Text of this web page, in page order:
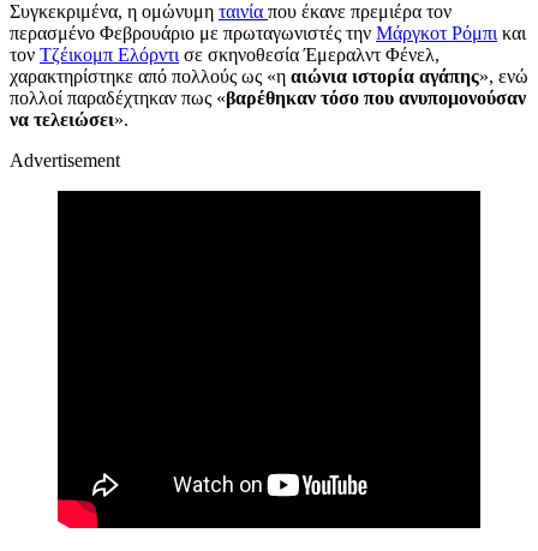
Συγκεκριμένα, η ομώνυμη ταινία που έκανε πρεμιέρα τον
περασμένο Φεβρουάριο με πρωταγωνιστές την Μάργκοτ Ρόμπι και
τον Τζέικομπ Ελόρντι σε σκηνοθεσία Έμεραλντ Φένελ,
χαρακτηρίστηκε από πολλούς ως «η αιώνια ιστορία αγάπης», ενώ
πολλοί παραδέχτηκαν πως «βαρέθηκαν τόσο που ανυπομονούσαν
να τελειώσει».
Advertisement